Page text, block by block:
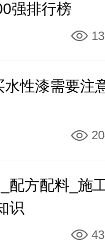
强排行榜
性漆需要注
配方配料_施
识